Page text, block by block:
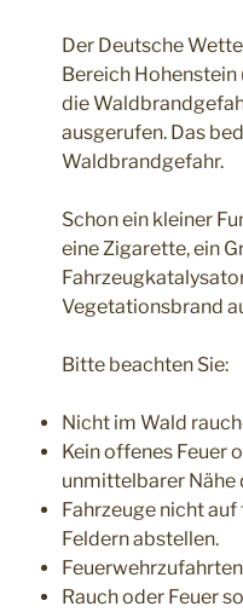
Der Deutsche
Bereich
die
ausgerufen. Das
Waldbrandgefahr.
Schon ein kleiner
eine Zigarette, ein
Vegetationsbrand
Bitte beachten Sie:
Nicht im Wald
Kein offenes Feuer
unmittelbarer Nähe
Fahrzeuge nicht
Feldern abstellen.
Rauch oder Feuer